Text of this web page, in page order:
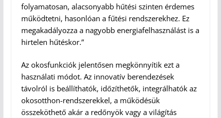
folyamatosan, alacsonyabb hűtési szinten érdemes
működtetni, hasonlóan a fűtési rendszerekhez. Ez
megakadályozza a nagyobb energiafelhasználást is a
hirtelen hűtéskor.”
Az okosfunkciók jelentősen megkönnyítik ezt a
használati módot. Az innovatív berendezések
távolról is beállíthatók, időzíthetők, integrálhatók az
okosotthon-rendszerekkel, a működésük
összeköthető akár a redőnyök vagy a világítás